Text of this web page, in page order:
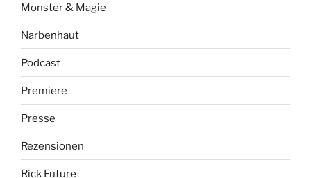
Monster & Magie
Narbenhaut
Podcast
Premiere
Presse
Rezensionen
Rick Future